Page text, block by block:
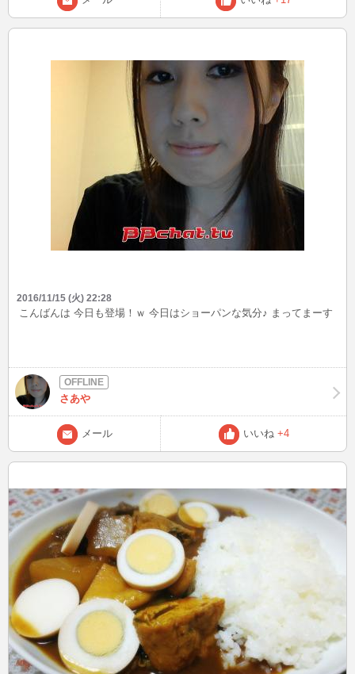
2016/11/15 (火) 22:28
こんばんは 今日も登場！ｗ 今日はショーパンな気分♪ まってまーす
さあや
メール いいね +4